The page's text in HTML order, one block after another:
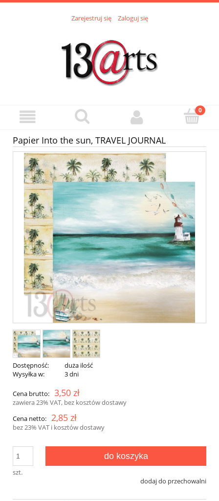
Zarejestruj się Zaloguj się
Papier Into the sun, TRAVEL JOURNAL
Dostępność:
duża ilość
Wysyłka w:
3 dni
Cena brutto: 3,50 zł
zawiera 23% VAT, bez kosztów dostawy
Cena netto: 2,85 zł
bez 23% VAT i kosztów dostawy
szt.
do koszyka
dodaj do przechowalni